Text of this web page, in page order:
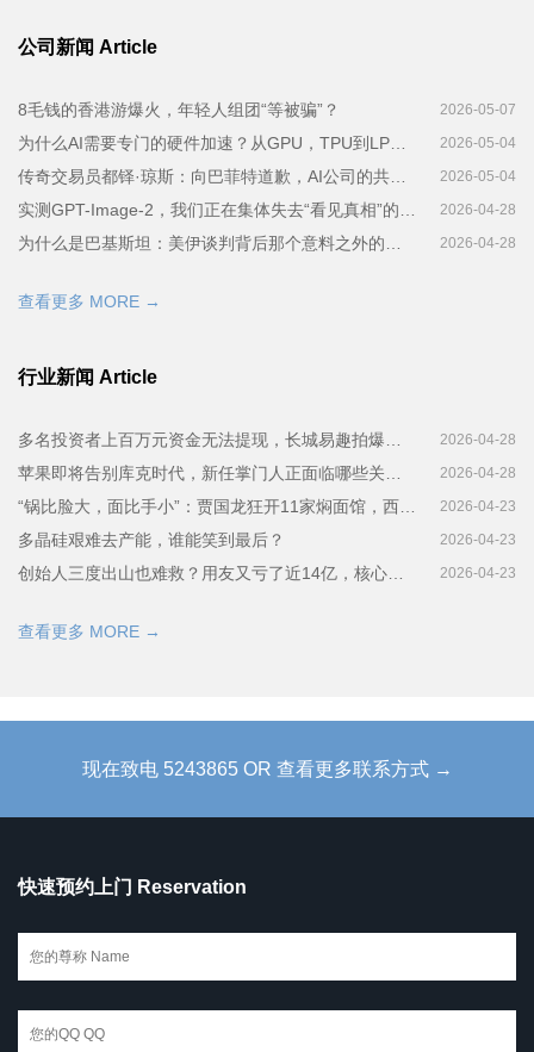
公司新闻 Article
8毛钱的香港游爆火，年轻人组团“等被骗”？ 2026-05-07
2026-05-04
2026-05-04
2026-04-28
2026-04-28
查看更多 MORE →
行业新闻 Article
2026-04-28
2026-04-28
2026-04-23
多晶硅艰难去产能，谁能笑到最后？ 2026-04-23
2026-04-23
查看更多 MORE →
现在致电 5243865 OR 查看更多联系方式 →
快速预约上门 Reservation